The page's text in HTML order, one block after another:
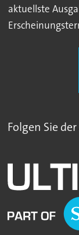
aktuellste
Folgen Sie